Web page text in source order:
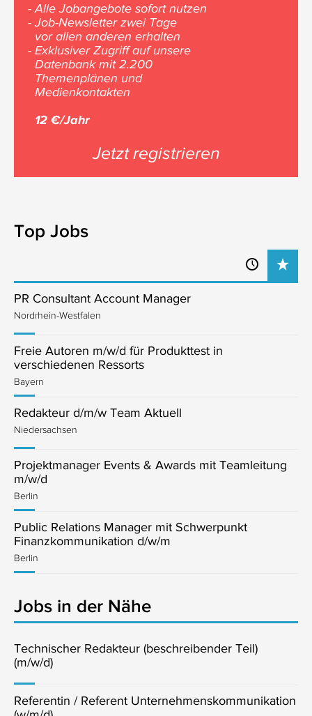
- Alle Jobangebote sofort nutzen
- Job-Newsletter zwei Tage
vor allen anderen erhalten
- Exklusiver Zugriff auf unsere
Datenbank mit 2.200
Themenplänen und
Medienkontakten
12 €/Jahr
Jetzt registrieren
Top Jobs
PR Consultant Account Manager
Nordrhein-Westfalen
Freie Autoren m/w/d für Produkttest in
verschiedenen Ressorts
Bayern
Redakteur d/m/w Team Aktuell
Niedersachsen
Projektmanager Events & Awards mit Teamleitung
m/w/d
Berlin
Public Relations Manager mit Schwerpunkt
Finanzkommunikation d/w/m
Berlin
Jobs in der Nähe
Technischer Redakteur (beschreibender Teil)
(m/w/d)
Referentin / Referent Unternehmenskommunikation